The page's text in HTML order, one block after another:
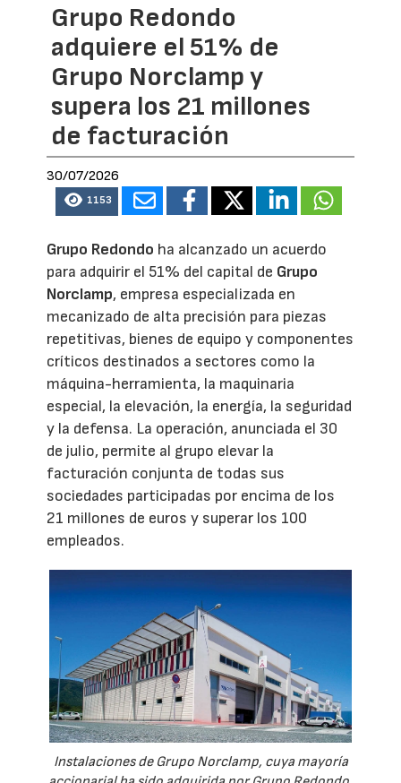
Grupo Redondo
adquiere el 51% de
Grupo Norclamp y
supera los 21 millones
de facturación
30/07/2026
1153
Grupo Redondo ha alcanzado un acuerdo
para adquirir el 51% del capital de Grupo
Norclamp, empresa especializada en
mecanizado de alta precisión para piezas
repetitivas, bienes de equipo y componentes
críticos destinados a sectores como la
máquina-herramienta, la maquinaria
especial, la elevación, la energía, la seguridad
y la defensa. La operación, anunciada el 30
de julio, permite al grupo elevar la
facturación conjunta de todas sus
sociedades participadas por encima de los
21 millones de euros y superar los 100
empleados.
Instalaciones de Grupo Norclamp, cuya mayoría